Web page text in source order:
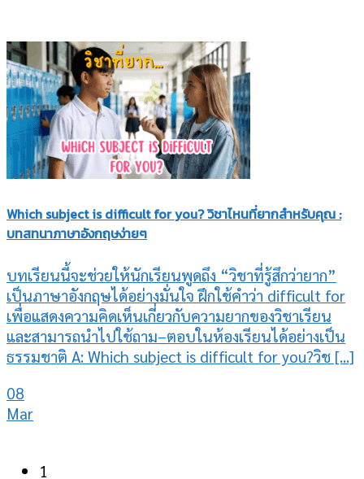
Which subject is difficult for you? วิชาไหนที่ยากสำหรับคุณ :
บทสทนาภาษาอังกฤษง่ายๆ
บทเรียนนี้จะช่วยให้นักเรียนพูดถึง “วิชาที่รู้สึกว่ายาก”
เป็นภาษาอังกฤษได้อย่างมั่นใจ ฝึกใช้คำว่า difficult for
เพื่อแสดงความคิดเห็นเกี่ยวกับความยากของวิชาเรียน
และสามารถนำไปใช้ถาม–ตอบในห้องเรียนได้อย่างเป็น
ธรรมชาติ A: Which subject is difficult for you?วิช [...]
08
Mar
1